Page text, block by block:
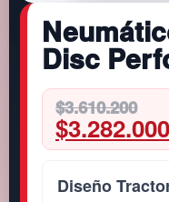
Disc
$3.610.200
Original
price
was:
$3.282.000
Current
price
is:
Diseño